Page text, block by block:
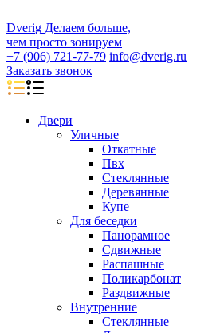
Dverig Делаем больше,
чем просто зонируем
+7 (906) 721-77-79 info@dverig.ru
Заказать звонок
Двери
Уличные
Откатные
Пвх
Стеклянные
Деревянные
Купе
Для беседки
Панорамное
Сдвижные
Распашные
Поликарбонат
Раздвижные
Внутренние
Стеклянные